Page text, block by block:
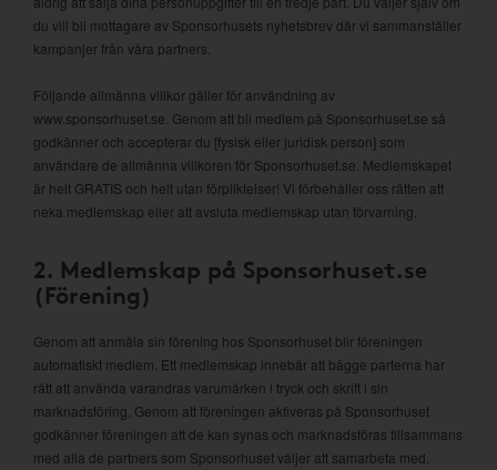
du vill bli mottagare av Sponsorhusets nyhetsbrev där vi sammanställer
kampanjer från våra partners.
Följande allmänna villkor gäller för användning av
www.sponsorhuset.se. Genom att bli medlem på Sponsorhuset.se så
godkänner och accepterar du [fysisk eller juridisk person] som
användare de allmänna villkoren för Sponsorhuset.se. Medlemskapet
är helt GRATIS och helt utan förpliktelser! Vi förbehåller oss rätten att
neka medlemskap eller att avsluta medlemskap utan förvarning.
2. Medlemskap på Sponsorhuset.se
(Förening)
Genom att anmäla sin förening hos Sponsorhuset blir föreningen
automatiskt medlem. Ett medlemskap innebär att bägge parterna har
rätt att använda varandras varumärken i tryck och skrift i sin
marknadsföring. Genom att föreningen aktiveras på Sponsorhuset
godkänner föreningen att de kan synas och marknadsföras tillsammans
med alla de partners som Sponsorhuset väljer att samarbeta med.